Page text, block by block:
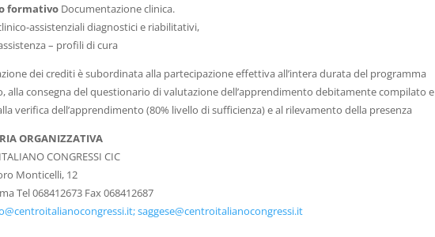
formativo Documentazione clinica.
assistenziali diagnostici e riabilitativi,
– profili di cura
dei crediti è subordinata alla partecipazione effettiva all’intera durata del programma
alla consegna del questionario di valutazione dell’apprendimento debitamente compilato e
verifica dell’apprendimento (80% livello di sufficienza) e al rilevamento della presenza
ORGANIZZATIVA
CONGRESSI CIC
Monticelli, 12
Tel 068412673 Fax 068412687
saggese@centroitalianocongressi.it